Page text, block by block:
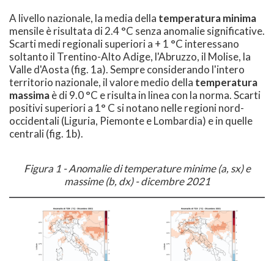
A livello nazionale, la media della temperatura minima
mensile è risultata di 2.4 °C senza anomalie significative.
Scarti medi regionali superiori a + 1 °C interessano
soltanto il Trentino-Alto Adige, l'Abruzzo, il Molise, la
Valle d'Aosta (fig. 1a). Sempre considerando l'intero
territorio nazionale, il valore medio della temperatura
massimaè di 9.0 °C e risulta in linea con la norma. Scarti
positivi superiori a 1° C si notano nelle regioni nord-
occidentali (Liguria, Piemonte e Lombardia) e in quelle
centrali (fig. 1b).
Figura 1 - Anomalie di temperature minime (a, sx) e
massime (b, dx) - dicembre 2021